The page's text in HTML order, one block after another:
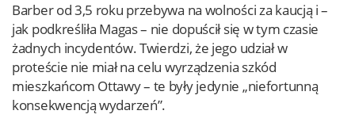
Barber od 3,5 roku przebywa na wolności za kaucją i –
jak podkreśliła Magas – nie dopuścił się w tym czasie
żadnych incydentów. Twierdzi, że jego udział w
proteście nie miał na celu wyrządzenia szkód
mieszkańcom Ottawy – te były jedynie „niefortunną
konsekwencją wydarzeń”.